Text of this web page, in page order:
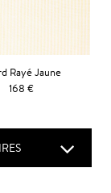
Rayé Jaune
168 €